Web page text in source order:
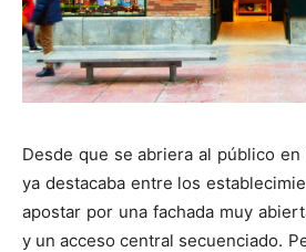
Desde que se abriera al público en
ya destacaba entre los
apostar por una fachada muy
y un acceso central secuenciado.